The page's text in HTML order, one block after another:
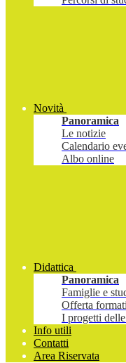
Novità
Panoramica
Le notizie
Calendario
Albo online
Didattica
Panoramica
Famiglie e
Offerta
I progetti
Info utili
Contatti
Area Riservata